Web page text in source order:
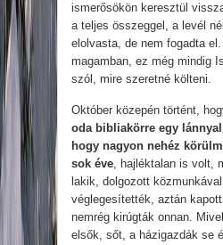
ismerősökön keresztül
a teljes összeggel, a levél
elolvasta, de nem fogadta
magamban, ez még mindig
szól, mire szeretné költeni.
Október közepén történt,
oda bibliakörre egy
hogy nagyon nehéz
sok éve, hajléktalan is volt,
lakik, dolgozott
véglegesítették, aztán
nemrég kirúgták onnan.
elsők, sőt, a házigazdák se